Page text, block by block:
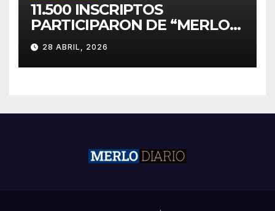
11.500 INSCRIPTOS
PARTICIPARON DE “MERLO
CORRE POR MALVINAS”
28 ABRIL, 2026